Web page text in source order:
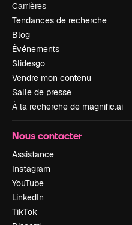
Carrières
Tendances de recherche
Blog
Événements
Slidesgo
Vendre mon contenu
Salle de presse
À la recherche de magnific.ai
Nous contacter
Assistance
Instagram
YouTube
LinkedIn
TikTok